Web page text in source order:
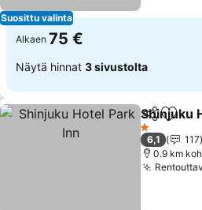
Suosittu valinta
Alkaen 75 €
Näytä hinnat 3 sivustolta
Jaa
Shinjuku
1 Tähtiluokitus
6,1
117
0.9 km